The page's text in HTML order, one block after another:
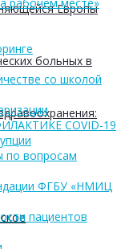
Европы
больных в
со школой
COVID-19
вопросам
ФГБУ «НМИЦ
пациентов